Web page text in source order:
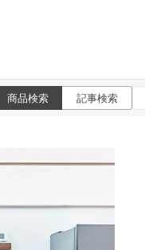
商品検索 記事検索